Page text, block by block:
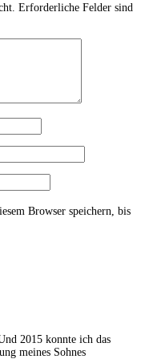
Erforderliche Felder sind
Browser speichern, bis
2015 konnte ich das
meines Sohnes